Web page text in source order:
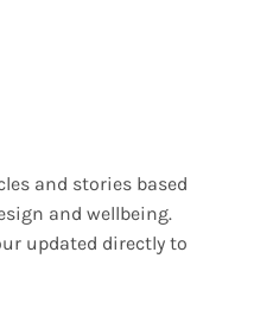
and stories based
and wellbeing.
updated directly to